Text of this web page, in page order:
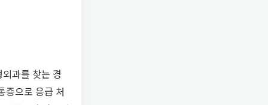
과를 찾는 경
증으로 응급 처